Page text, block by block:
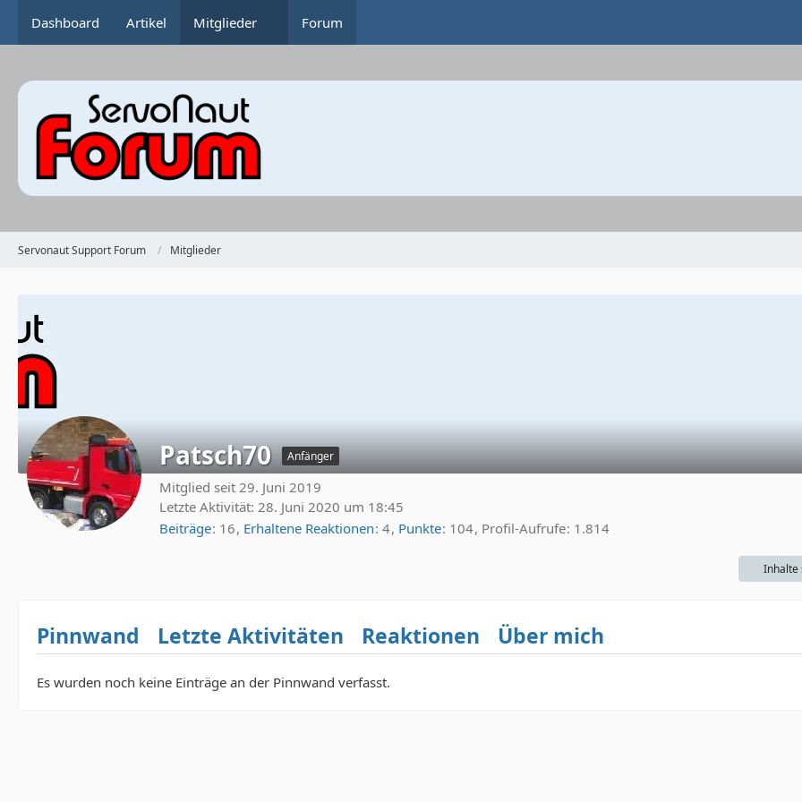
Dashboard Artikel Mitglieder Forum
Servonaut Support Forum Mitglieder
Patsch70 Anfänger
Mitglied seit 29. Juni 2019
Letzte Aktivität: 28. Juni 2020 um 18:45
Beiträge 16 Erhaltene Reaktionen 4 Punkte 104 Profil-Aufrufe 1.814
Inhalte
Pinnwand Letzte Aktivitäten Reaktionen Über mich
Es wurden noch keine Einträge an der Pinnwand verfasst.